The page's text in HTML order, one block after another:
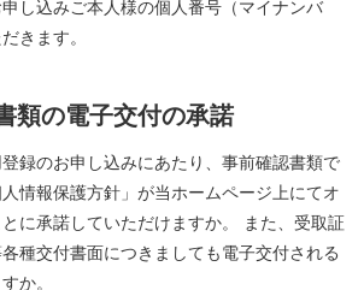
し込みご本人様の個人番号（マイナンバ
きます。
類の電子交付の承諾
録のお申し込みにあたり、事前確認書類で
情報保護方針」が当ホームページ上にてオ
に承諾していただけますか。 また、受取証
種交付書面につきましても電子交付される
か。